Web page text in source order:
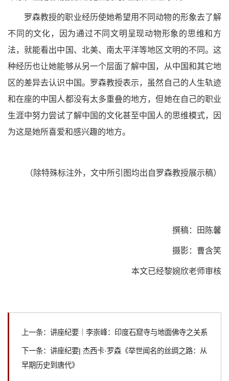
罗森教授的职业经历使她希望用不同动物的形象去了解
不同的文化，因为通过不同文明呈现动物形象的思维和方
法，就能看出中国、北美、南太平洋等地区文明的不同。这
种经历也让她能够从另一个层面了解中国，从中国和其它地
区的差异去认识中国。罗森教授表示，虽然自己的人生轨迹
和在座的中国人都没有太多重叠的地方，但她在自己的职业
生涯中努力尝试了解中国的文化甚至中国人的思维模式，因
为这是她所喜爱和感兴趣的地方。
（除特殊标注外，文中所引图均出自罗森教授展示稿）
撰稿：田陈馨
摄影：曹含笑
本文已经黎婉欣老师审核
上一条：讲座纪要｜李崇峰：印度石窟寺与地面佛寺之关系
下一条：讲座纪要| 杰西卡·罗森《举世闻名的丝绸之路：从
早期历史到唐代》